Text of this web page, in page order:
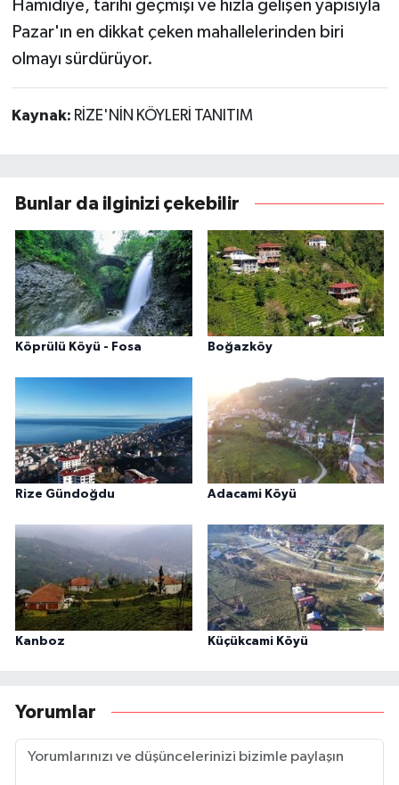
Hamidiye, tarihi geçmişi ve hızla gelişen yapısıyla
Pazar'ın en dikkat çeken mahallelerinden biri
olmayı sürdürüyor.
Kaynak: RİZE'NİN KÖYLERİ TANITIM
Bunlar da ilginizi çekebilir
Köprülü Köyü - Fosa Boğazköy
Rize Gündoğdu Adacami Köyü
Kanboz Küçükcami Köyü
Yorumlar